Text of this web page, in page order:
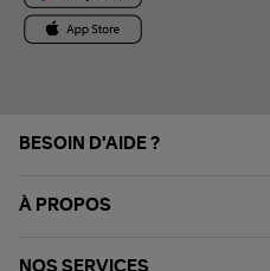
BESOIN D'AIDE ?
À PROPOS
NOS SERVICES